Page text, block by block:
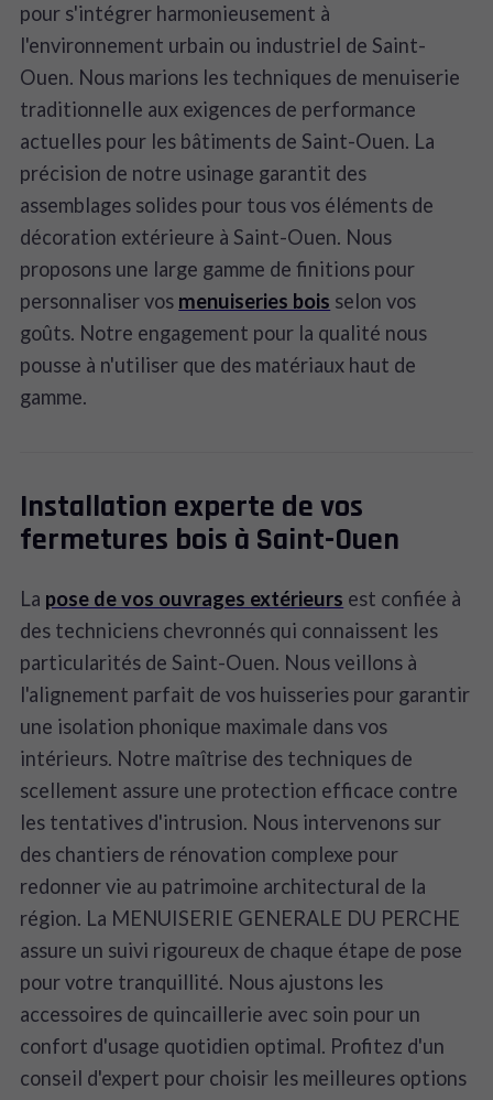
pour s'intégrer harmonieusement à
l'environnement urbain ou industriel de Saint-
Ouen. Nous marions les techniques de menuiserie
traditionnelle aux exigences de performance
actuelles pour les bâtiments de Saint-Ouen. La
précision de notre usinage garantit des
assemblages solides pour tous vos éléments de
décoration extérieure à Saint-Ouen. Nous
proposons une large gamme de finitions pour
personnaliser vos menuiseries bois selon vos
goûts. Notre engagement pour la qualité nous
pousse à n'utiliser que des matériaux haut de
gamme.
Installation experte de vos
fermetures bois à Saint-Ouen
La pose de vos ouvrages extérieurs est confiée à
des techniciens chevronnés qui connaissent les
particularités de Saint-Ouen. Nous veillons à
l'alignement parfait de vos huisseries pour garantir
une isolation phonique maximale dans vos
intérieurs. Notre maîtrise des techniques de
scellement assure une protection efficace contre
les tentatives d'intrusion. Nous intervenons sur
des chantiers de rénovation complexe pour
redonner vie au patrimoine architectural de la
région. La MENUISERIE GENERALE DU PERCHE
assure un suivi rigoureux de chaque étape de pose
pour votre tranquillité. Nous ajustons les
accessoires de quincaillerie avec soin pour un
confort d'usage quotidien optimal. Profitez d'un
conseil d'expert pour choisir les meilleures options